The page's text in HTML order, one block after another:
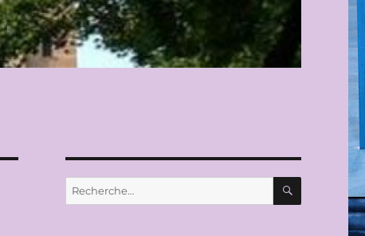
Recherche
pour :